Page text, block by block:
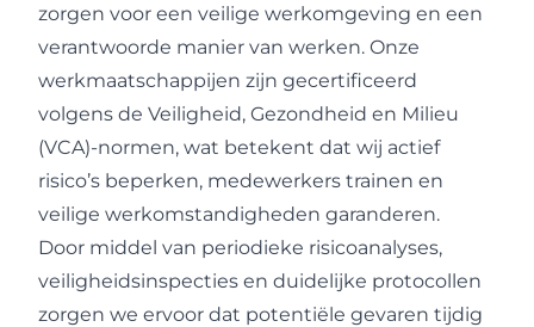
zorgen voor een veilige werkomgeving en een
verantwoorde manier van werken. Onze
werkmaatschappijen zijn gecertificeerd
volgens de Veiligheid, Gezondheid en Milieu
(VCA)-normen, wat betekent dat wij actief
risico’s beperken, medewerkers trainen en
veilige werkomstandigheden garanderen.
Door middel van periodieke risicoanalyses,
veiligheidsinspecties en duidelijke protocollen
zorgen we ervoor dat potentiële gevaren tijdig